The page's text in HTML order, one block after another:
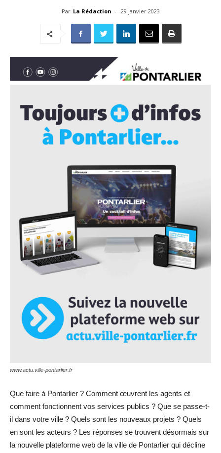
Par La Rédaction - 29 janvier 2023
www.actu.ville-pontarlier.fr
Que faire à Pontarlier ? Comment œuvrent les agents et
comment fonctionnent vos services publics ? Que se passe-t-
il dans votre ville ? Quels sont les nouveaux projets ? Quels
en sont les acteurs ? Les réponses se trouvent désormais sur
la nouvelle plateforme web de la ville de Pontarlier qui décline